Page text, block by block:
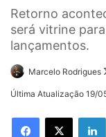
Retorno
será vitrine
lançamentos.
Marcelo Rodrigues
Última Atualização 19/